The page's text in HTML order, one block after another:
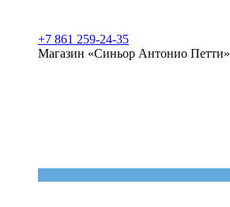
+7 861 259-24-35
Магазин «Синьор Антонио Петти»